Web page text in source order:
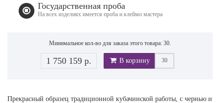
Государственная проба
На всех изделиях имеется проба и клеймо мастера
Минимальное кол-во для заказа этого товара: 30.
1 750 159 р. В корзину
Прекрасный образец традиционной кубачинской работы, с чернью и